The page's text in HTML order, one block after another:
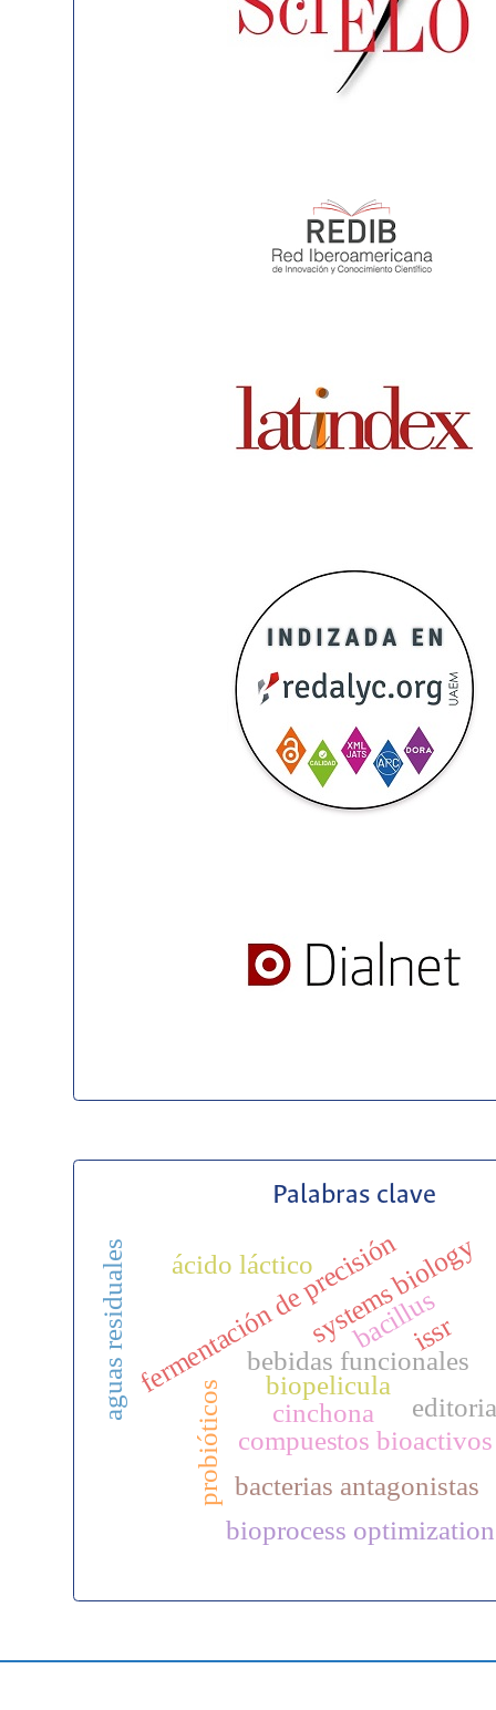
Palabras clave
bebidas funcionales
fermentación de precisión
compuestos bioactivos
ácido láctico
probióticos bacterias antagonistas
systems biology
bioprocess optimization
bacillus
biopelicula
aguas residuales cinchona
issr